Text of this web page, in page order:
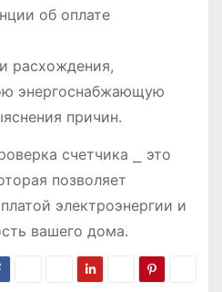
об оплате
расхождения,
энергоснабжающую
причин․
счетчика ⎯ это
позволяет
электроэнергии и
вашего дома․